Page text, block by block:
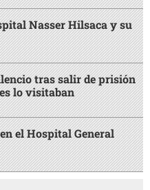
Nasser Hilsaca y su
tras salir de prisión
lo visitaban
el Hospital General